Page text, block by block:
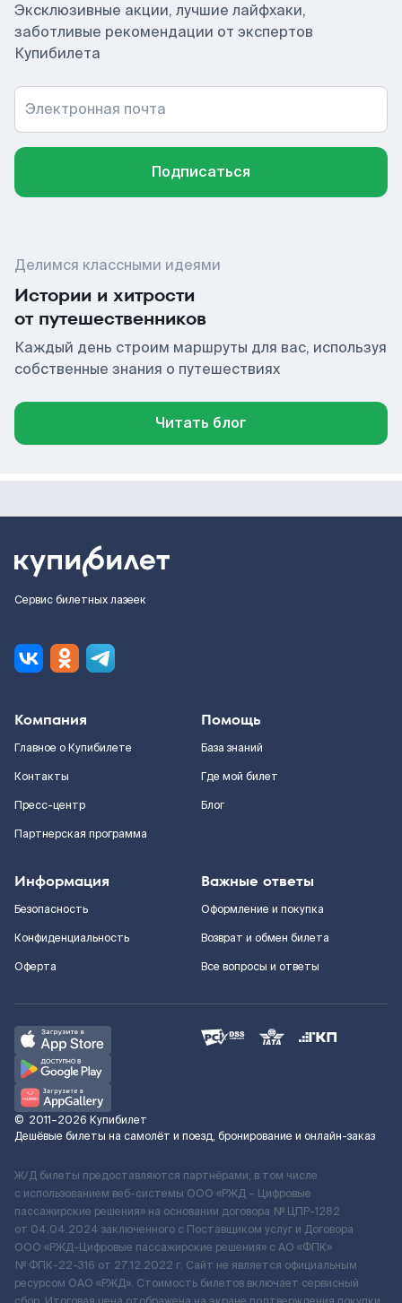
Эксклюзивные акции, лучшие лайфхаки,
заботливые рекомендации от экспертов
Купибилета
Электронная почта
Подписаться
Делимся классными идеями
Истории и хитрости
от путешественников
Каждый день строим маршруты для вас, используя
собственные знания о путешествиях
Читать блог
Сервис билетных лазеек
Компания
Главное о Купибилете
Контакты
Пресс-центр
Партнерская программа
Помощь
База знаний
Где мой билет
Блог
Информация
Безопасность
Конфиденциальность
Оферта
Важные ответы
Оформление и покупка
Возврат и обмен билета
Все вопросы и ответы
© 2011–2026 Купибилет
Дешёвые билеты на самолёт и поезд, бронирование и онлайн-заказ
Ж/Д билеты предоставляются партнёрами, в том числе
с использованием веб-системы ООО «РЖД – Цифровые
пассажирские решения» на основании договора № ЦПР-1282
от 04.04.2024 заключенного с Поставщиком услуг и Договора
ООО «РЖД-Цифровые пассажирские решения» c АО «ФПК»
№ ФПК-22-316 от 27.12.2022 г. Сайт не является официальным
ресурсом ОАО «РЖД». Стоимость билетов включает сервисный